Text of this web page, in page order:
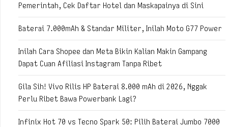
Pemerintah, Cek Daftar Hotel dan Maskapainya di Sini
Baterai 7.000mAh & Standar Militer, Inilah Moto G77 Power
Inilah Cara Shopee dan Meta Bikin Kalian Makin Gampang
Dapat Cuan Afiliasi Instagram Tanpa Ribet
Gila Sih! Vivo Rilis HP Baterai 8.000 mAh di 2026, Nggak
Perlu Ribet Bawa Powerbank Lagi?
Infinix Hot 70 vs Tecno Spark 50: Pilih Baterai Jumbo 7000